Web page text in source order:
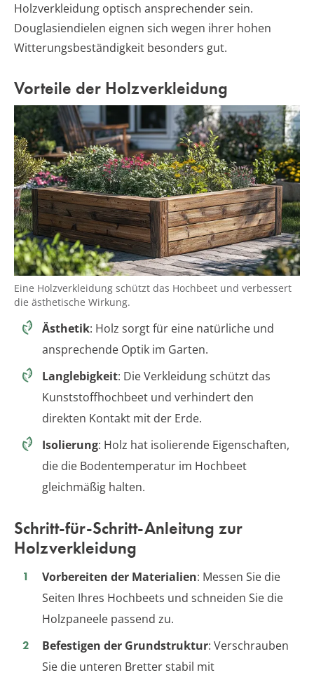
Holzverkleidung optisch ansprechender sein.
Douglasiendielen eignen sich wegen ihrer hohen
Witterungsbeständigkeit besonders gut.
Vorteile der Holzverkleidung
Eine Holzverkleidung schützt das Hochbeet und verbessert
die ästhetische Wirkung.
Ästhetik: Holz sorgt für eine natürliche und
ansprechende Optik im Garten.
Langlebigkeit: Die Verkleidung schützt das
Kunststoffhochbeet und verhindert den
direkten Kontakt mit der Erde.
Isolierung: Holz hat isolierende Eigenschaften,
die die Bodentemperatur im Hochbeet
gleichmäßig halten.
Schritt-für-Schritt-Anleitung zur
Holzverkleidung
Vorbereiten der Materialien: Messen Sie die
Seiten Ihres Hochbeets und schneiden Sie die
Holzpaneele passend zu.
Befestigen der Grundstruktur: Verschrauben
Sie die unteren Bretter stabil mit